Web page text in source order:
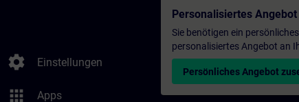
settings Einstellungen
apps Apps
Personalisiertes Angebot
Sie benötigen ein
personalisiertes Angebot an
Persönliches Angebot